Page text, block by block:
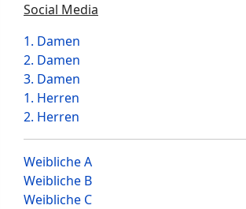
Social Media
1. Damen
2. Damen
3. Damen
1. Herren
2. Herren
Weibliche A
Weibliche B
Weibliche C